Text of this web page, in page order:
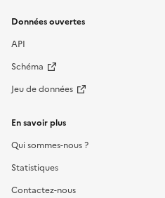
Données ouvertes
API
Schéma
Jeu de données
En savoir plus
Qui sommes-nous ?
Statistiques
Contactez-nous